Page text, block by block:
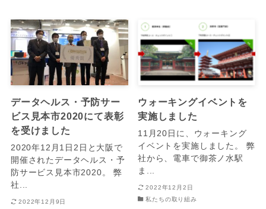
データヘルス・予防サー
ビス見本市2020にて表彰
を受けました
2020年12月1日2日と大阪で
開催されたデータヘルス・予
防サービス見本市2020。 弊
社...
2022年12月9日
ウォーキングイベントを
実施しました
11月20日に、ウォーキング
イベントを実施しました。 弊
社から、電車で御茶ノ水駅
ま...
2022年12月2日
私たちの取り組み